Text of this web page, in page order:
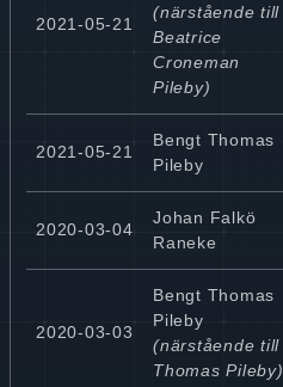
2021-05-21
(närstående till
Beatrice
Croneman
Pileby)
2021-05-21
Bengt Thomas
Pileby
2020-03-04
Johan Falkö
Raneke
2020-03-03
Bengt Thomas
Pileby
(närstående till
Thomas Pileby)